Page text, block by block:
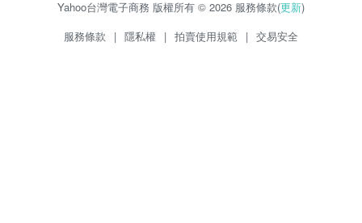
Yahoo台灣電子商務 版權所有 © 2026 服務條款(更新)
服務條款
| 隱私權 | 拍賣使用規範 | 交易安全